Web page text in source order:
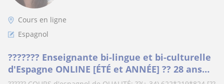
Cours en ligne
Espagnol
??????? Enseignante bi-lingue et bi-culturelle
d'Espagne ONLINE [ÉTÉ et ANNÉE] ?? 28 ans
d'expér. ?? avec matériel didactique ??